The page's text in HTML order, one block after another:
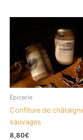
Épicerie
Confiture de
sauvages
8,80€